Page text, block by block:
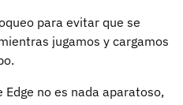
para evitar que se
jugamos y cargamos
Edge no es nada aparatoso,